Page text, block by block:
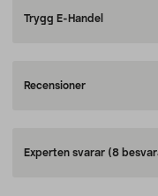
Trygg E-Handel
Recensioner
Experten svarar (8